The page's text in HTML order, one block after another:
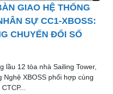
GIAO HỆ THỐNG
SỰ CC1-XBOSS:
CHUYỂN ĐỔI SỐ
lầu 12 tòa nhà Sailing Tower,
Nghệ XBOSS phối hợp cùng